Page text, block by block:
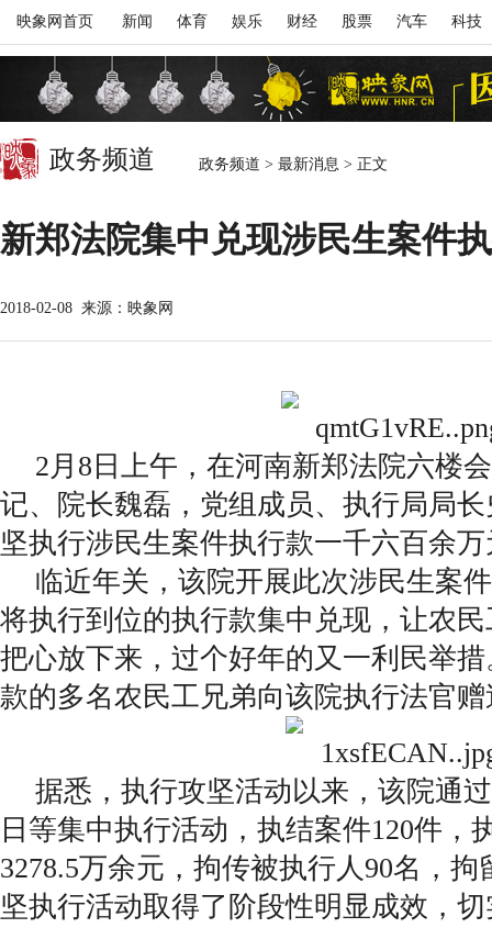
映象网首页 新闻 体育 娱乐 财经 股票 汽车 科技
政务频道 政务频道 > 最新消息 > 正文
新郑法院集中兑现涉民生案件
2018-02-08 来源：映象网
2月8日上午，在河南新郑法院六楼
记、院长魏磊，党组成员、执行局局
坚执行涉民生案件执行款一千六百余
临近年关，该院开展此次涉民生案
将执行到位的执行款集中兑现，让农
把心放下来，过个好年的又一利民举
款的多名农民工兄弟向该院执行法官
据悉，执行攻坚活动以来，该院通
日等集中执行活动，执结案件120件，
3278.5万余元，拘传被执行人90名，拘
坚执行活动取得了阶段性明显成效，